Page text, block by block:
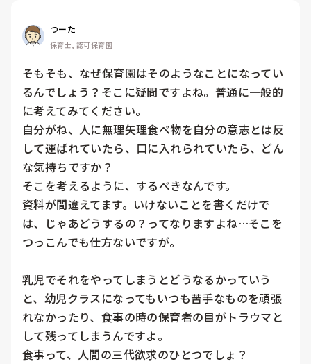
つーた
保育士, 認可保育園
そもそも、なぜ保育園はそのようなことになってい
るんでしょう？そこに疑問ですよね。普通に一般的
に考えてみてください。
自分がね、人に無理矢理食べ物を自分の意志とは反
して運ばれていたら、口に入れられていたら、どん
な気持ちですか？
そこを考えるように、するべきなんです。
資料が間違えてます。いけないことを書くだけで
は、じゃあどうするの？ってなりますよね…そこを
つっこんでも仕方ないですが。
乳児でそれをやってしまうとどうなるかっていう
と、幼児クラスになってもいつも苦手なものを頑張
れなかったり、食事の時の保育者の目がトラウマと
して残ってしまうんですよ。
食事って、人間の三代欲求のひとつでしょ？